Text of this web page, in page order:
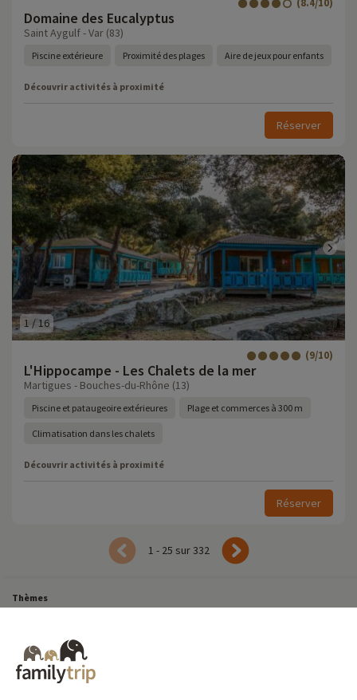
Domaine des Eucalyptus
(8.4/10)
Saint Aygulf - Var (83)
Piscine extérieure Proximité des plages Aire de jeux pour enfants
Découvrir activités à proximité
Réserver
1 / 16
L'Hippocampe - Les Chalets de la mer
(9/10)
Martigues - Bouches-du-Rhône (13)
Piscine et pataugeoire extérieures Plage et commerces à 300 m
Climatisation dans les chalets
Découvrir activités à proximité
Réserver
1 - 25 sur 332
Thèmes
Court séjour de dernière minute
Court séjour Insolite
Destinations